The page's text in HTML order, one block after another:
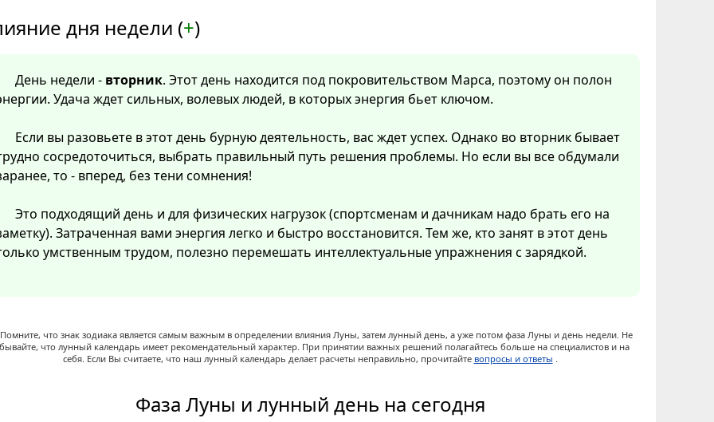
дня недели (+)
День недели - вторник. Этот день находится под покровительством Марса, поэтому он полон
Удача ждет сильных, волевых людей, в которых энергия бьет ключом.
Если вы разовьете в этот день бурную деятельность, вас ждет успех. Однако во вторник бывает
сосредоточиться, выбрать правильный путь решения проблемы. Но если вы все обдумали
то - вперед, без тени сомнения!
Это подходящий день и для физических нагрузок (спортсменам и дачникам надо брать его на
Затраченная вами энергия легко и быстро восстановится. Тем же, кто занят в этот день
умственным трудом, полезно перемешать интеллектуальные упражнения с зарядкой.
Помните, что знак зодиака является самым важным в определении влияния Луны, затем лунный день, а уже потом фаза Луны и день недели. Не
что лунный календарь имеет рекомендательный характер. При принятии важных решений полагайтесь больше на специалистов и на
себя. Если Вы считаете, что наш лунный календарь делает расчеты неправильно, прочитайте вопросы и ответы .
Фаза Луны и лунный день на сегодня